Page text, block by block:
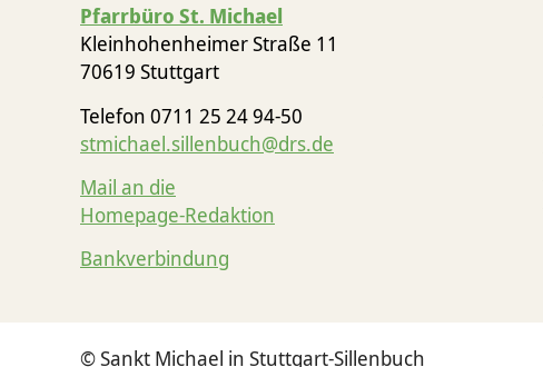
Pfarrbüro St. Michael
Kleinhohenheimer Straße 11
70619 Stuttgart
Telefon 0711 25 24 94-50
stmichael.sillenbuch@drs.de
Mail an die
Homepage-Redaktion
Bankverbindung
© Sankt Michael in Stuttgart-Sillenbuch